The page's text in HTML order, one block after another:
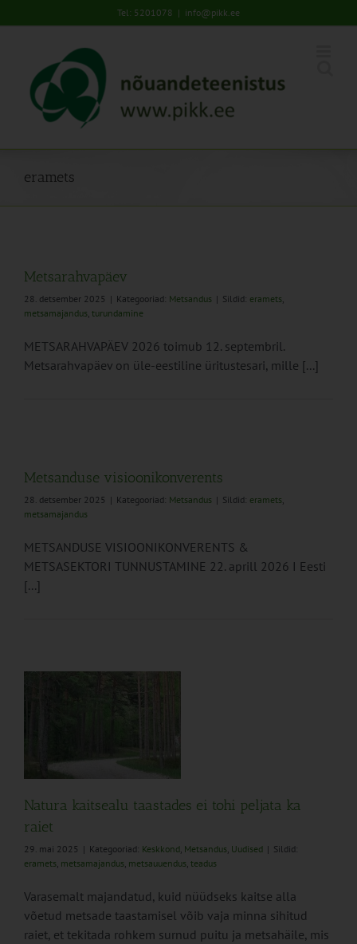
to
Tel: 5201078 | info@pikk.ee
eramets
Metsarahvapäev
28. detsember 2025 | Kategooriad: Metsandus | Sildid: eramets,
metsamajandus, turundamine
METSARAHVAPÄEV 2026 toimub 12. septembril.
Metsarahvapäev on üle-eestiline üritustesari, mille [...]
Metsanduse visioonikonverents
28. detsember 2025 | Kategooriad: Metsandus | Sildid: eramets,
metsamajandus
METSANDUSE VISIOONIKONVERENTS &
METSASEKTORI TUNNUSTAMINE 22. aprill 2026 I Eesti
[...]
Natura kaitsealu taastades ei tohi peljata ka
raiet
29. mai 2025 | Kategooriad: Keskkond, Metsandus, Uudised | Sildid:
eramets, metsamajandus, metsauuendus, teadus
Varasemalt majandatud, kuid nüüdseks kaitse alla
võetud metsade taastamisel võib vaja minna sihitud
raiet, et tekitada rohkem surnud puitu ja metsahäile, mis